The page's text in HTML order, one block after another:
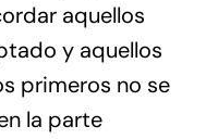
aquellos
y aquellos
primeros no se
la parte